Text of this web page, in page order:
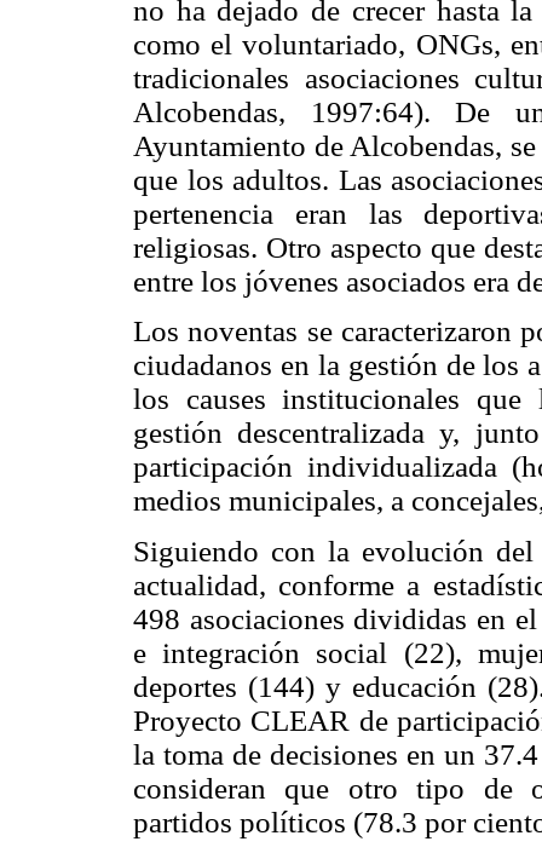
no ha dejado de crecer hasta
como el voluntariado, ONGs,
tradicionales asociaciones
Alcobendas, 1997:64). De
Ayuntamiento de Alcobendas,
que los adultos. Las
pertenencia eran las
religiosas. Otro aspecto que
entre los jóvenes asociados era
Los noventas se caracterizaron
ciudadanos en la gestión de los
los causes institucionales
gestión descentralizada y,
participación individualizada
medios municipales, a
Siguiendo con la evolución
actualidad, conforme a
498 asociaciones divididas en
e integración social (22),
deportes (144) y educación
Proyecto CLEAR de
la toma de decisiones en un
consideran que otro tipo de
partidos políticos (78.3 por